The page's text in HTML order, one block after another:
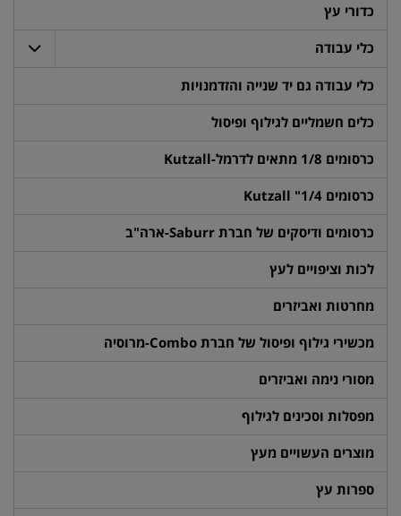
כדורי עץ
כלי עבודה
כלי עבודה גם יד שנייה והזדמנויות
כלים חשמליים לגילוף ופיסול
כרסומים 1/8 מתאים לדרמל-Kutzall
כרסומים 1/4" Kutzall
כרסומים ודיסקים של חברת Saburr-ארה"ב
לכות וציפויים לעץ
מחרטות ואביזרים
מכשירי גילוף ופיסול של חברת Combo-מרוסיה
מסורי נימה ואביזרים
מפסלות וסכינים לגילוף
מוצרים העשויים מעץ
ספרות עץ